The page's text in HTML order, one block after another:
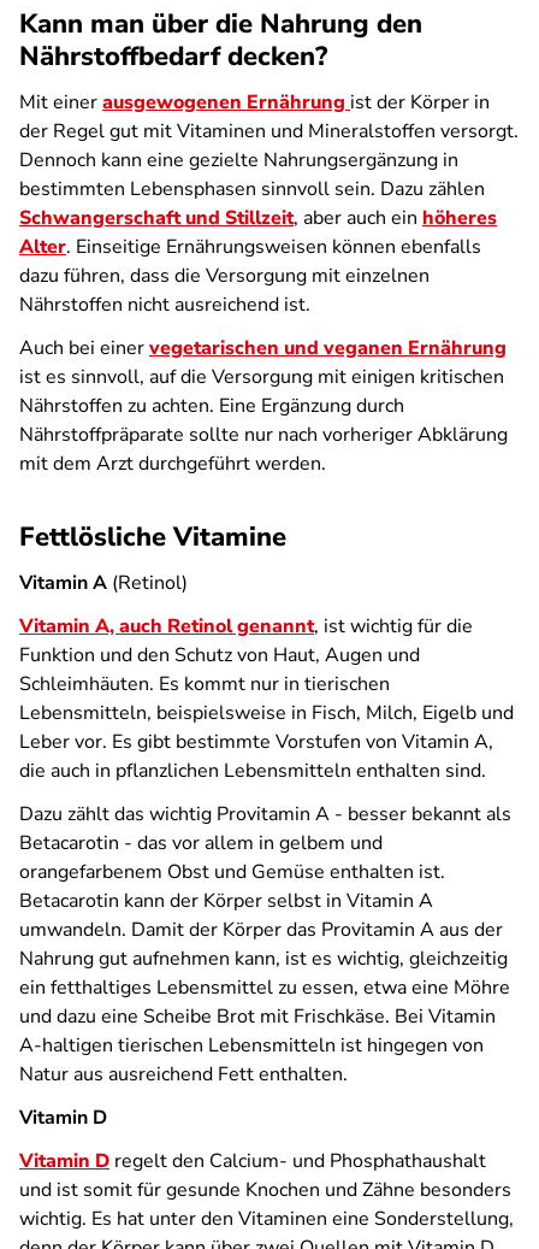
Kann man über die Nahrung den
Nährstoffbedarf decken?
Mit einerausgewogenen Ernährung ist der Körper in
der Regel gut mit Vitaminen und Mineralstoffen versorgt.
Dennoch kann eine gezielte Nahrungsergänzung in
bestimmten Lebensphasen sinnvoll sein. Dazu zählen
Schwangerschaft und Stillzeit, aber auch ein höheres
Alter. Einseitige Ernährungsweisen können ebenfalls
dazu führen, dass die Versorgung mit einzelnen
Nährstoffen nicht ausreichend ist.
Auch bei einervegetarischen und veganen Ernährung
ist es sinnvoll, auf die Versorgung mit einigen kritischen
Nährstoffen zu achten. Eine Ergänzung durch
Nährstoffpräparate sollte nur nach vorheriger Abklärung
mit dem Arzt durchgeführt werden.
Fettlösliche Vitamine
Vitamin A (Retinol)
Vitamin A, auch Retinol genannt, ist wichtig für die
Funktion und den Schutz von Haut, Augen und
Schleimhäuten. Es kommt nur in tierischen
Lebensmitteln, beispielsweise in Fisch, Milch, Eigelb und
Leber vor. Es gibt bestimmte Vorstufen von Vitamin A,
die auch in pflanzlichen Lebensmitteln enthalten sind.
Dazu zählt das wichtig Provitamin A - besser bekannt als
Betacarotin - das vor allem in gelbem und
orangefarbenem Obst und Gemüse enthalten ist.
Betacarotin kann der Körper selbst in Vitamin A
umwandeln. Damit der Körper das Provitamin A aus der
Nahrung gut aufnehmen kann, ist es wichtig, gleichzeitig
ein fetthaltiges Lebensmittel zu essen, etwa eine Möhre
und dazu eine Scheibe Brot mit Frischkäse. Bei Vitamin
A-haltigen tierischen Lebensmitteln ist hingegen von
Natur aus ausreichend Fett enthalten.
Vitamin D
Vitamin D regelt den Calcium- und Phosphathaushalt
und ist somit für gesunde Knochen und Zähne besonders
wichtig. Es hat unter den Vitaminen eine Sonderstellung,